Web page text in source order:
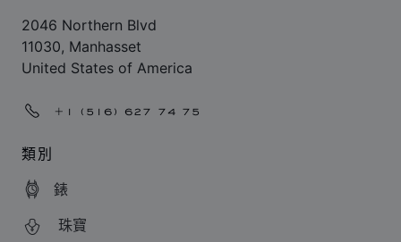
2046 Northern Blvd
11030, Manhasset
United States of America
+1 (516) 627 74 75
類別
錶
珠寶